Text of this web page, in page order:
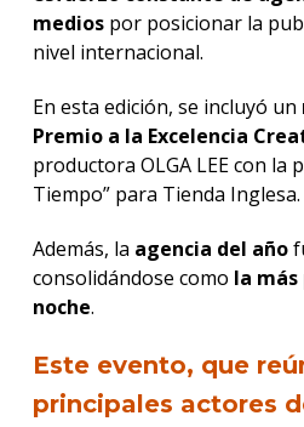
mediospor posicionar la
nivel internacional.
En esta edición, se incluyó un
Premio a la Excelencia
productora OLGA LEE con la
Tiempo” para Tienda Inglesa.
Además, la agencia del año
consolidándose como la
noche.
Este evento, que
principales actores